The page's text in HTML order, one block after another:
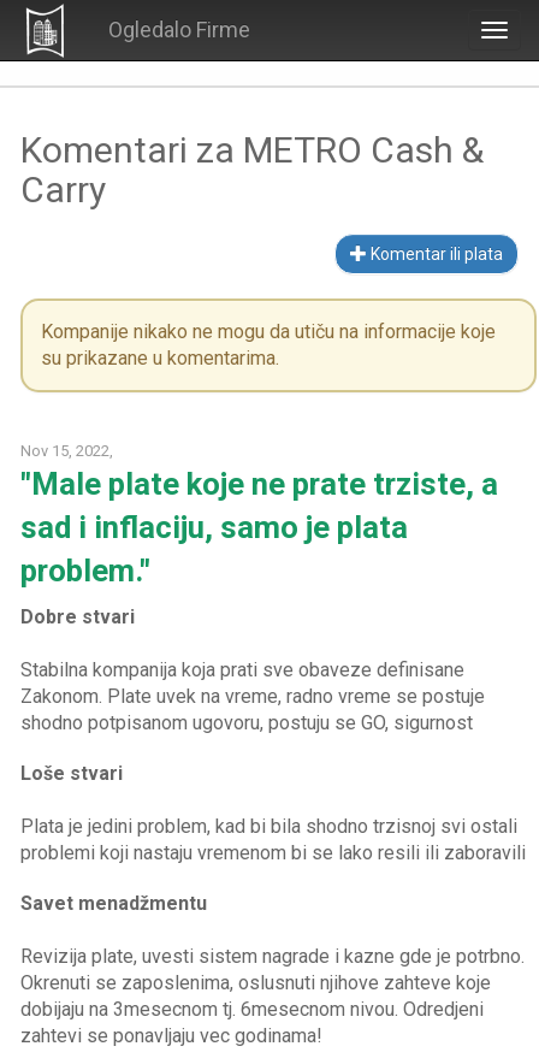
Ogledalo Firme
Komentari za METRO Cash &
Carry
Komentar ili plata
Kompanije nikako ne mogu da utiču na informacije koje
su prikazane u komentarima.
Nov 15, 2022,
"Male plate koje ne prate trziste, a
sad i inflaciju, samo je plata
problem."
Dobre stvari
Stabilna kompanija koja prati sve obaveze definisane
Zakonom. Plate uvek na vreme, radno vreme se postuje
Loše stvari
Plata je jedini problem, kad bi bila shodno trzisnoj svi ostali
Savet menadžmentu
Revizija plate, uvesti sistem nagrade i kazne gde je potrbno.
Okrenuti se zaposlenima, oslusnuti njihove zahteve koje
dobijaju na 3mesecnom tj. 6mesecnom nivou. Odredjeni